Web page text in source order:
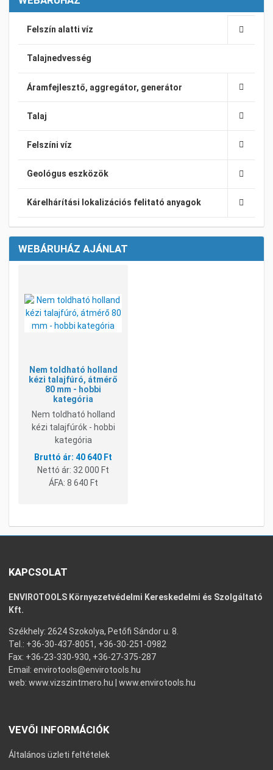
Felszín alatti víz
Talajnedvesség
Áramfejlesztő, aggregátor, generátor
Talaj
Felszíni víz
Geológus eszközök
Kárelhárítási lokalizációs felitató anyagok
WEBÁRUHÁZ AJÁNLAT
Nem toldható holland
kézi talajfúró, átmérő
80 mm - hobbi
kategória
Nem toldható holland
kézi talajfúrók - hobbi
kategória
40 640 Ft
Nettó ár: 32 000 Ft
ÁFA: 8 640 Ft
KAPCSOLAT
ENVIROTOOLS Környezetvédelmi Kereskedelmi és Szolgáltató
Kft.
Székhely: 2624 Szokolya, Petőfi Sándor u. 8.
Tel.: +36-30-437-8051, +36-30-251-0982
Fax: +36-23-330-930, +36-27-375-287
Email: envirotools@envirotools.hu
web: www.vizszintmero.hu www.envirotools.hu
VEVŐI INFORMÁCIÓK
Általános üzleti feltételek